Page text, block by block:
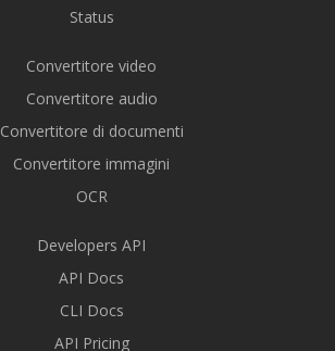
Status
Convertitore video
Convertitore audio
Convertitore di documenti
Convertitore immagini
OCR
Developers API
API Docs
CLI Docs
API Pricing